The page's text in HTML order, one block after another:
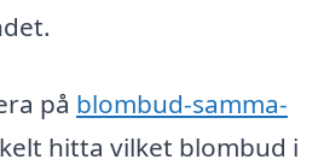
på blombud-samma-
hitta vilket blombud i